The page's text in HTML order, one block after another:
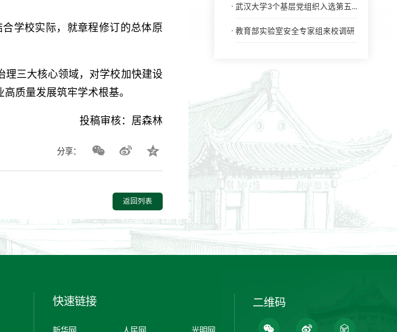
学校实际，就章程修订的总体原
理三大核心领域，对学校加快建设
质量发展筑牢学术根基。
投稿审核：居森林
分享：
返回列表
· 武汉大学3个基层党组织入选第五...
· 教育部实验室安全专家组来校调研
快速链接
新华网 人民网 光明网
二维码